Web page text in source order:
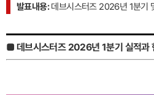
발표내용:데브시스터즈 2026년 1분기
■ 데브시스터즈 2026년 1분기 실적과